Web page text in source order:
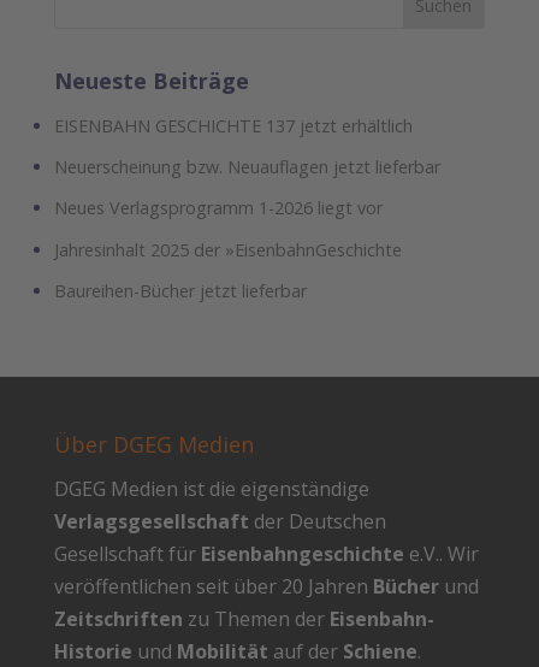
Neueste Beiträge
EISENBAHN GESCHICHTE 137 jetzt erhältlich
Neuerscheinung bzw. Neuauflagen jetzt lieferbar
Neues Verlagsprogramm 1-2026 liegt vor
Jahresinhalt 2025 der »EisenbahnGeschichte
Baureihen-Bücher jetzt lieferbar
Über DGEG Medien
DGEG Medien ist die eigenständige
Verlagsgesellschaft der Deutschen
Gesellschaft für Eisenbahngeschichte e.V.. Wir
veröffentlichen seit über 20 Jahren Bücherund
Zeitschriften zu Themen der Eisenbahn-
Historie und Mobilität auf der Schiene.